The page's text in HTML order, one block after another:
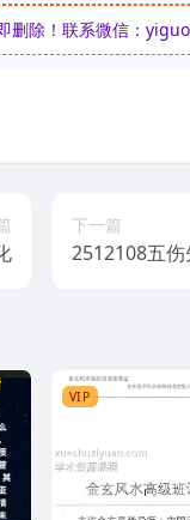
删除！联系微信：
下一篇
2512108五
VIP